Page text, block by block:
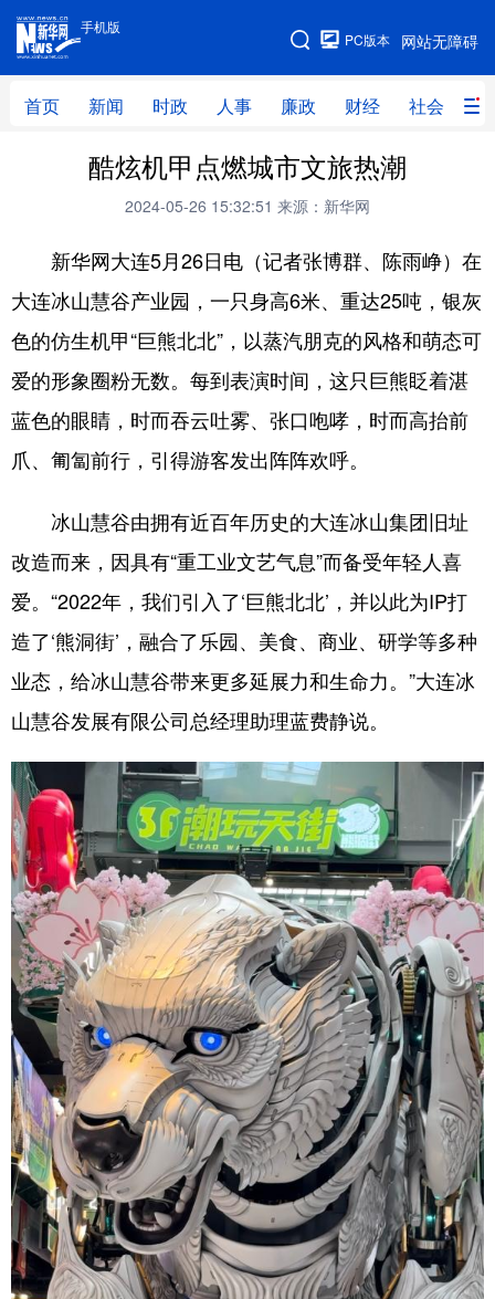
手机版
网站无障碍
PC版本
首页 新闻 时政 人事 廉政 财经 社会 科
手机版
网站地图
新闻 时政
财经 社会
文化 教育 健康 旅游
体育 视频 直播 无人机
地方频道
浙江 安徽 福建 江西
山东 河南 湖北 湖南
四川 贵州 云南 西藏
陕西 甘肃 青海
新疆 内蒙古 黑龙江
多语种频道
English Español Français عربى
Русский язык 日本語 한국어
Deutsch Português
酷炫机甲点燃城市文旅热潮
2024-05-26 15:32:51 来源：新华网
新华网大连5月26日电（记者张博群、陈雨峥）在
大连冰山慧谷产业园，一只身高6米、重达25吨，银灰
色的仿生机甲“巨熊北北”，以蒸汽朋克的风格和萌态可
爱的形象圈粉无数。每到表演时间，这只巨熊眨着湛
蓝色的眼睛，时而吞云吐雾、张口咆哮，时而高抬前
爪、匍匐前行，引得游客发出阵阵欢呼。
冰山慧谷由拥有近百年历史的大连冰山集团旧址
改造而来，因具有“重工业文艺气息”而备受年轻人喜
爱。“2022年，我们引入了‘巨熊北北’，并以此为IP打
造了‘熊洞街’，融合了乐园、美食、商业、研学等多种
业态，给冰山慧谷带来更多延展力和生命力。”大连冰
山慧谷发展有限公司总经理助理蓝费静说。